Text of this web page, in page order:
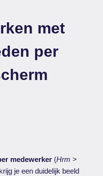
met
per
medewerker (Hrm >
je een duidelijk beeld